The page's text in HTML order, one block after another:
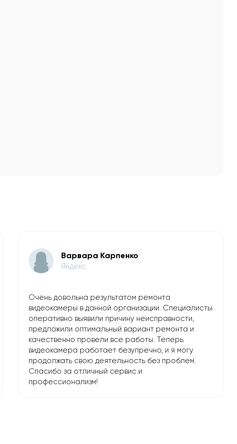
Варвара Карпенко
Яндекс
Очень довольна результатом ремонта
видеокамеры в данной организации. Специалисты
оперативно выявили причину неисправности,
предложили оптимальный вариант ремонта и
качественно провели все работы. Теперь
видеокамера работает безупречно, и я могу
продолжать свою деятельность без проблем.
Спасибо за отличный сервис и
профессионализм!